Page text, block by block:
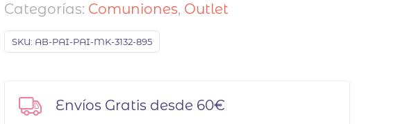
Categorías: Comuniones, Outlet
SKU: AB-PAI-PAI-MK-3132-895
Envíos Gratis desde 60€